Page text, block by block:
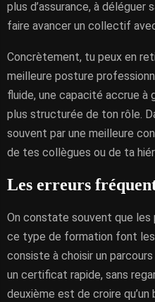
plus d’assurance, à
faire avancer un collectif
Concrètement, tu peux en
meilleure posture
fluide, une capacité accrue à
plus structurée de ton rôle.
souvent par une meilleure
de tes collègues ou de ta
Les erreurs
On constate souvent que les
ce type de formation font les
consiste à choisir un
un certificat rapide, sans
deuxième est de croire